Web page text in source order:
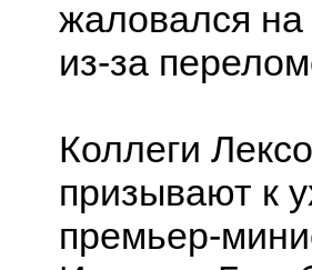
жаловался
из-за
Коллеги
призывают к
премьер-